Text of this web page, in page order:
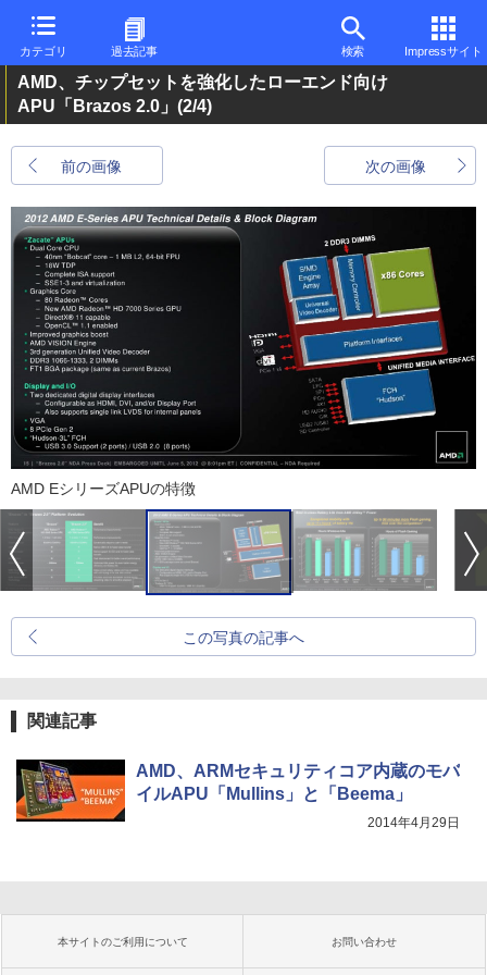
カテゴリ 過去記事 検索 Impressサイト
AMD、チップセットを強化したローエンド向け
APU「Brazos 2.0」 (2/4)
前の画像 次の画像
AMD EシリーズAPUの特徴
この写真の記事へ
関連記事
AMD、ARMセキュリティコア内蔵のモバ
イルAPU「Mullins」と「Beema」
2014年4月29日
本サイトのご利用について お問い合わせ